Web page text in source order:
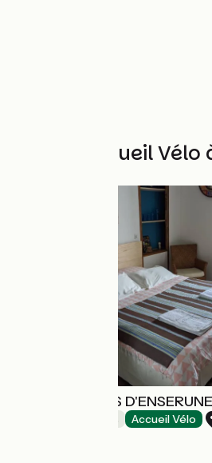
Autres Accueil
LES COLOMBES D'ENSERUNE
Accueil Vélo